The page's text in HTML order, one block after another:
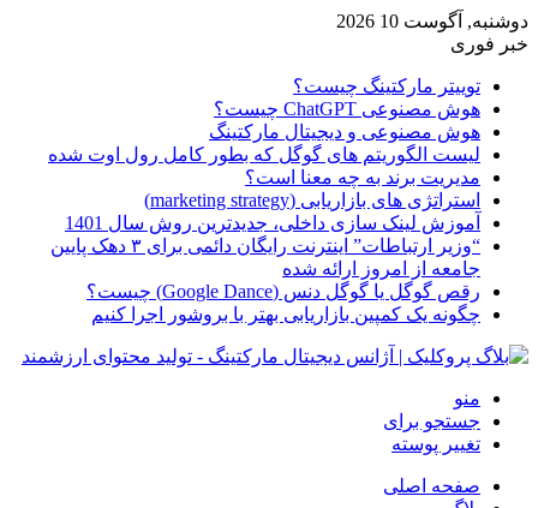
دوشنبه, آگوست 10 2026
خبر فوری
توییتر مارکتینگ چیست؟
هوش مصنوعی ChatGPT چیست؟
هوش مصنوعی و دیجیتال مارکتینگ
لیست الگوریتم های گوگل که بطور کامل رول اوت شده
مدیریت برند به چه معنا است؟
استراتژی های بازاریابی (marketing strategy)
آموزش لینک سازی داخلی، جدیدترین روش سال 1401
“وزیر ارتباطات” اینترنت رایگان دائمی برای ۳ دهک پایین
جامعه از امروز ارائه شده
رقص گوگل یا گوگل دنس (Google Dance) چیست؟
چگونه یک کمپین بازاریابی بهتر با بروشور اجرا کنیم
منو
جستجو برای
تغییر پوسته
صفحه اصلی